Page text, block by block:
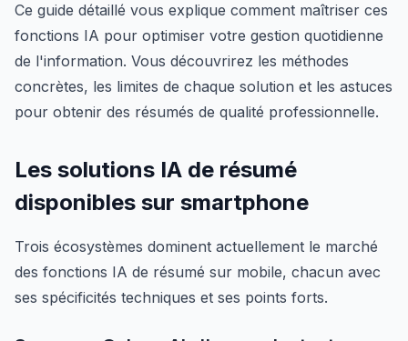
Ce guide détaillé vous explique comment maîtriser ces
fonctions IA pour optimiser votre gestion quotidienne
de l'information. Vous découvrirez les méthodes
concrètes, les limites de chaque solution et les astuces
pour obtenir des résumés de qualité professionnelle.
Les solutions IA de résumé
disponibles sur smartphone
Trois écosystèmes dominent actuellement le marché
des fonctions IA de résumé sur mobile, chacun avec
ses spécificités techniques et ses points forts.